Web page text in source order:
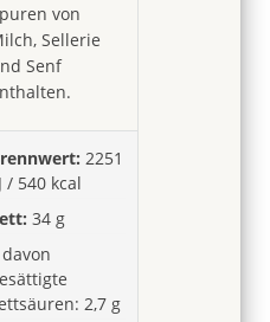
von
Sellerie
Senf
2251
/ 540 kcal
34 g
2,7 g